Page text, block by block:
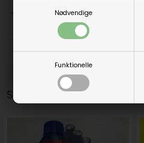
Nødvendige
Funktionelle
"Classic" bøjlegreb mat krom 96 /
128 / 160 / 224 mm
DKK 35,00
Snup-med varer: